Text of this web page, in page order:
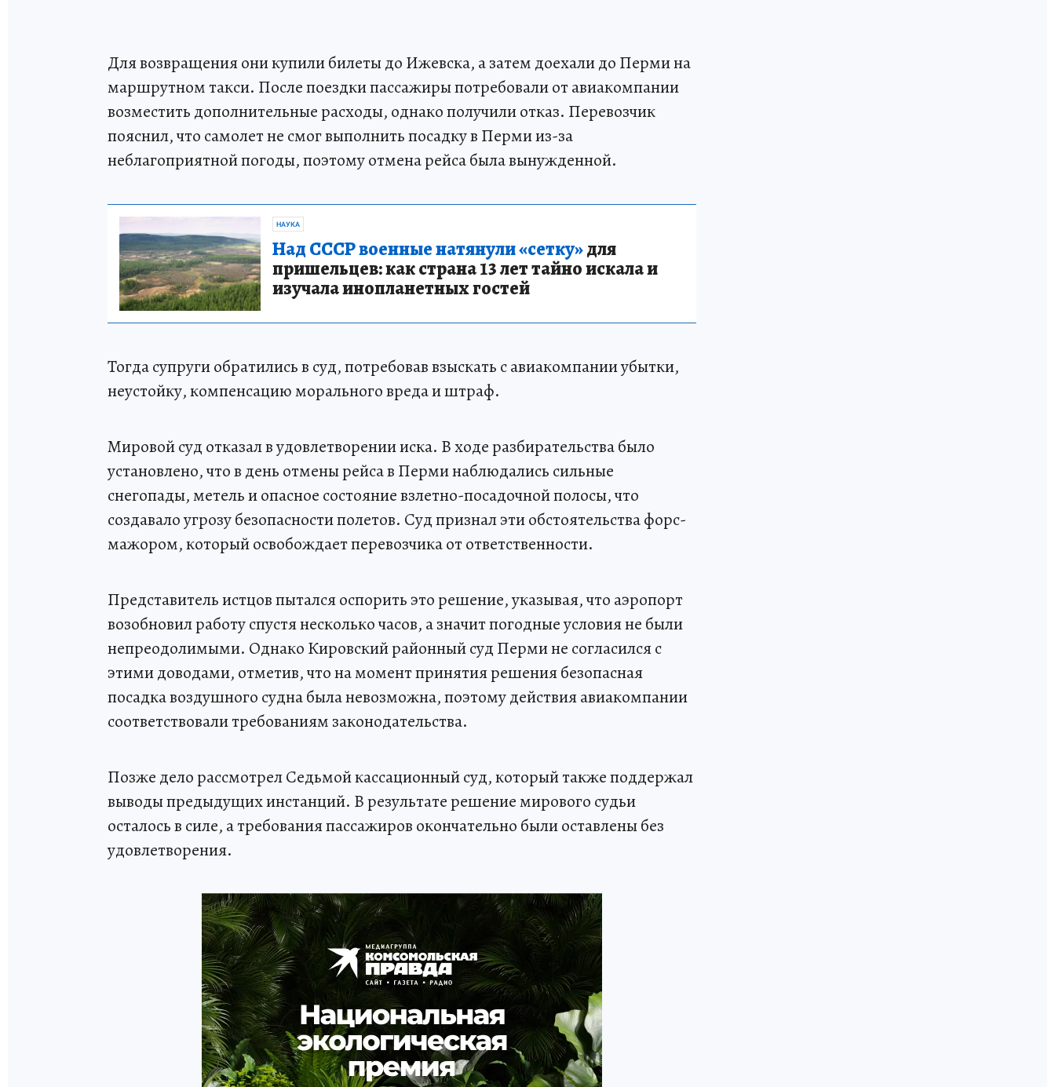
Для возвращения они купили билеты до Ижевска, а затем доехали до Перми на
маршрутном такси. После поездки пассажиры потребовали от авиакомпании
возместить дополнительные расходы, однако получили отказ. Перевозчик
пояснил, что самолет не смог выполнить посадку в Перми из-за
неблагоприятной погоды, поэтому отмена рейса была вынужденной.
НАУКА
Над СССР военные натянули «сетку»для
пришельцев: как страна 13 лет тайно искала и
изучала инопланетных гостей
Тогда супруги обратились в суд, потребовав взыскать с авиакомпании убытки,
неустойку, компенсацию морального вреда и штраф.
Мировой суд отказал в удовлетворении иска. В ходе разбирательства было
установлено, что в день отмены рейса в Перми наблюдались сильные
снегопады, метель и опасное состояние взлетно-посадочной полосы, что
создавало угрозу безопасности полетов. Суд признал эти обстоятельства форс-
мажором, который освобождает перевозчика от ответственности.
Представитель истцов пытался оспорить это решение, указывая, что аэропорт
возобновил работу спустя несколько часов, а значит погодные условия не были
непреодолимыми. Однако Кировский районный суд Перми не согласился с
этими доводами, отметив, что на момент принятия решения безопасная
посадка воздушного судна была невозможна, поэтому действия авиакомпании
соответствовали требованиям законодательства.
Позже дело рассмотрел Седьмой кассационный суд, который также поддержал
выводы предыдущих инстанций. В результате решение мирового судьи
осталось в силе, а требования пассажиров окончательно были оставлены без
удовлетворения.